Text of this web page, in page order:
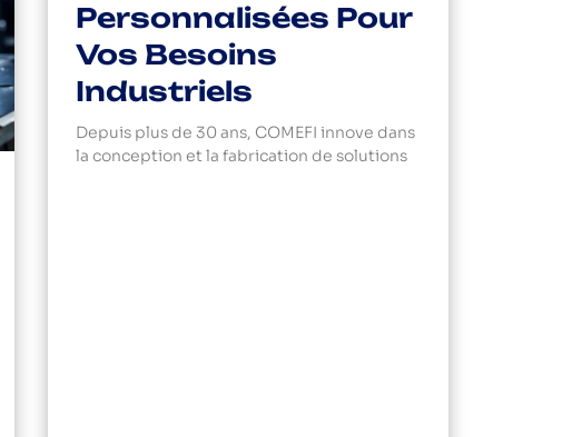
Personnalisées Pour
Vos Besoins
Industriels
Depuis plus de 30 ans, COMEFI innove dans
la conception et la fabrication de solutions